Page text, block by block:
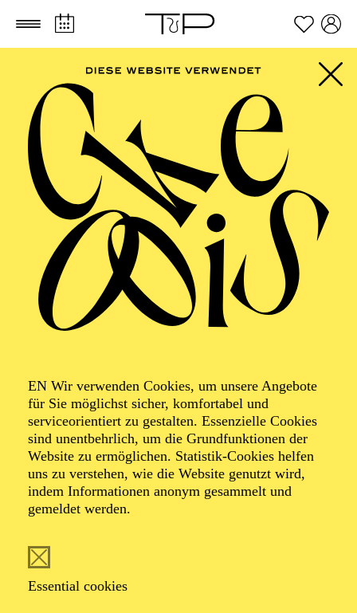
Zum Hauptinhalt springen Zum Footer springen
EN Wir verwenden Cookies, um unsere Angebote
für Sie möglichst sicher, komfortabel und
serviceorientiert zu gestalten. Essenzielle Cookies
sind unentbehrlich, um die Grundfunktionen der
Website zu ermöglichen. Statistik-Cookies helfen
uns zu verstehen, wie die Website genutzt wird,
indem Informationen anonym gesammelt und
gemeldet werden.
Essential cookies
FILTER
JUNE 2027
AALTO BALLETT ESSEN
Wednesday
02.06.2027
17:30 - 19:00
Alto Theater
PHILHARMONIE ESSEN
Wednesday
02.06.2027
19:00 - 20:00
BEETHOVEN-JUBILÄUM 2027 · GROSSE O
RCHESTER · PHILHARMONIE ENTDECKEN